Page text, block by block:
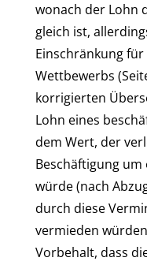
wonach der Lohn
gleich ist,
Einschränkung
Wettbewerbs
korrigierten
Lohn eines
dem Wert, der
Beschäftigung
würde (nach
durch diese
vermieden
Vorbehalt, dass